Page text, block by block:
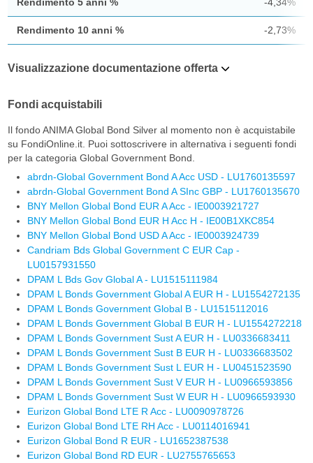
Rendimento 10 anni % -2,73%
Visualizzazione documentazione offerta
Fondi acquistabili
Il fondo ANIMA Global Bond Silver al momento non è acquistabile
su FondiOnline.it. Puoi sottoscrivere in alternativa i seguenti fondi
per la categoria Global Government Bond.
abrdn-Global Government Bond A Acc USD - LU1760135597
abrdn-Global Government Bond A SInc GBP - LU1760135670
BNY Mellon Global Bond EUR A Acc - IE0003921727
BNY Mellon Global Bond EUR H Acc H - IE00B1XKC854
BNY Mellon Global Bond USD A Acc - IE0003924739
Candriam Bds Global Government C EUR Cap -
LU0157931550
DPAM L Bds Gov Global A - LU1515111984
DPAM L Bonds Government Global A EUR H - LU1554272135
DPAM L Bonds Government Global B - LU1515112016
DPAM L Bonds Government Global B EUR H - LU1554272218
DPAM L Bonds Government Sust A EUR H - LU0336683411
DPAM L Bonds Government Sust B EUR H - LU0336683502
DPAM L Bonds Government Sust L EUR H - LU0451523590
DPAM L Bonds Government Sust V EUR H - LU0966593856
DPAM L Bonds Government Sust W EUR H - LU0966593930
Eurizon Global Bond LTE R Acc - LU0090978726
Eurizon Global Bond LTE RH Acc - LU0114016941
Eurizon Global Bond R EUR - LU1652387538
Eurizon Global Bond RD EUR - LU2755765653